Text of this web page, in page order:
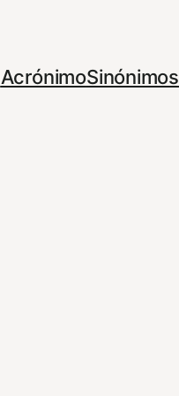
AcrónimoSinónimos